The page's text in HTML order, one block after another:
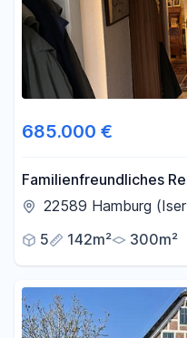
685.000 €
Familienfreundliches
begehrter Wohnlage
22589 Hamburg
5
142m² 300m²